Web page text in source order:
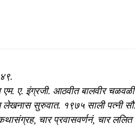
ए. इंग्रजी. आठवीत बालवीर
लेखनास सुरुवात. १९७५ साली पत्नी
चार प्रवासवर्णनं, चार